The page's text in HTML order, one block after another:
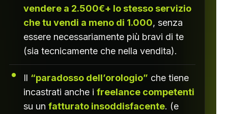
vendere a 2.500€+ lo stesso servizio
che tu vendi a meno di 1.000, senza
essere necessariamente più bravi di te
(sia tecnicamente che nella vendita).
Il “paradosso dell’orologio” che tiene
incastrati anche i freelance competenti
su un fatturato insoddisfacente. (e